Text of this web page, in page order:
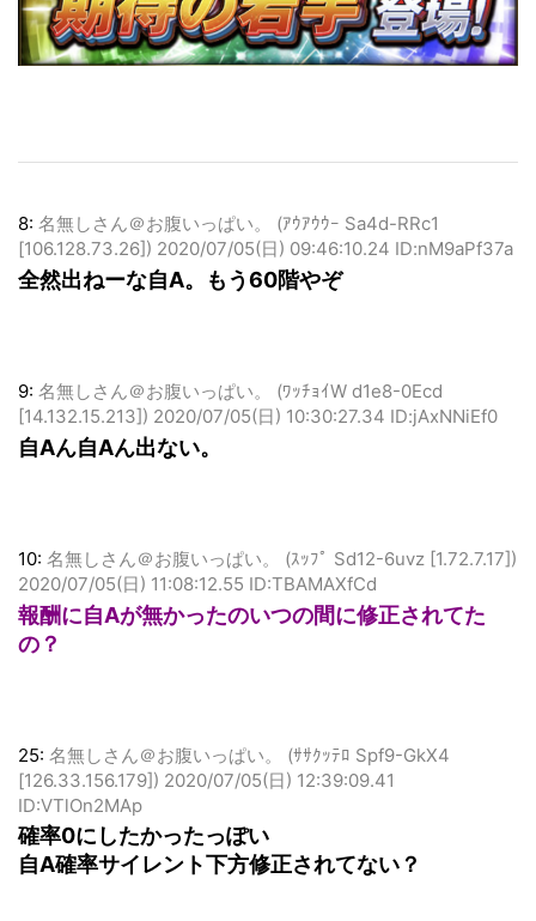
8:名無しさん＠お腹いっぱい。 (ｱｳｱｳｳｰ Sa4d-RRc1
[106.128.73.26]) 2020/07/05(日) 09:46:10.24 ID:nM9aPf37a
9:名無しさん＠お腹いっぱい。 (ﾜｯﾁｮｲW d1e8-0Ecd
[14.132.15.213]) 2020/07/05(日) 10:30:27.34 ID:jAxNNiEf0
10:名無しさん＠お腹いっぱい。 (ｽｯﾌﾟ Sd12-6uvz [1.72.7.17])
2020/07/05(日) 11:08:12.55 ID:TBAMAXfCd
報酬に自Aが無かったのいつの間に修正されてた
25:名無しさん＠お腹いっぱい。 (ｻｻｸｯﾃﾛ Spf9-GkX4
[126.33.156.179])
ID:VTlOn2MAp
確率0にしたかったっぽい